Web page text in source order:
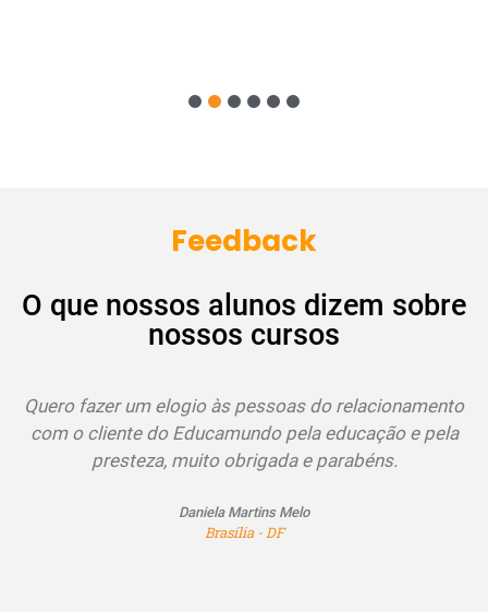
4 5 6
Feedback
O que nossos alunos dizem sobre
nossos cursos
Quero fazer um elogio às pessoas do relacionamento
com o cliente do Educamundo pela educação e pela
presteza, muito obrigada e parabéns.
Daniela Martins Melo
Brasília - DF